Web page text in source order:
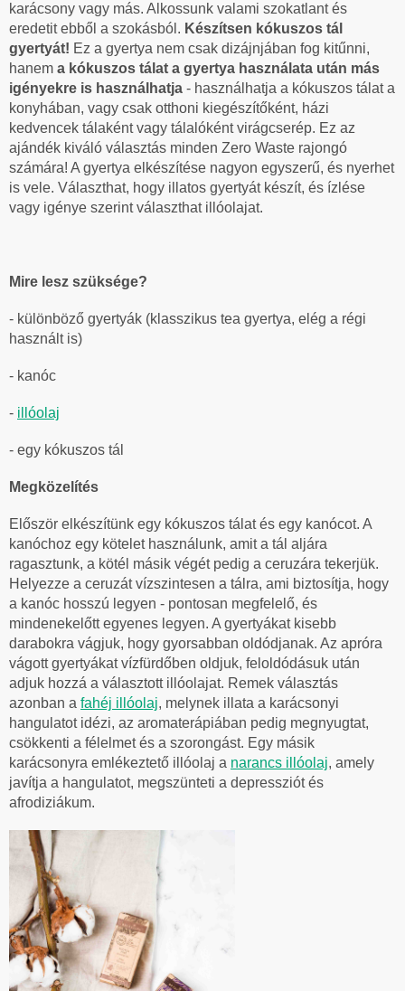
karácsony vagy más. Alkossunk valami szokatlant és
eredetit ebből a szokásból. Készítsen kókuszos tál
gyertyát! Ez a gyertya nem csak dizájnjában fog kitűnni,
hanem a kókuszos tálat a gyertya használata után más
igényekre is használhatja - használhatja a kókuszos tálat a
konyhában, vagy csak otthoni kiegészítőként, házi
kedvencek tálaként vagy tálalóként virágcserép. Ez az
ajándék kiváló választás minden Zero Waste rajongó
számára! A gyertya elkészítése nagyon egyszerű, és nyerhet
is vele. Választhat, hogy illatos gyertyát készít, és ízlése
vagy igénye szerint választhat illóolajat.
Mire lesz szüksége?
- különböző gyertyák (klasszikus tea gyertya, elég a régi
használt is)
- kanóc
- illóolaj
- egy kókuszos tál
Megközelítés
Először elkészítünk egy kókuszos tálat és egy kanócot. A
kanóchoz egy kötelet használunk, amit a tál aljára
ragasztunk, a kötél másik végét pedig a ceruzára tekerjük.
Helyezze a ceruzát vízszintesen a tálra, ami biztosítja, hogy
a kanóc hosszú legyen - pontosan megfelelő, és
mindenekelőtt egyenes legyen. A gyertyákat kisebb
darabokra vágjuk, hogy gyorsabban oldódjanak. Az apróra
vágott gyertyákat vízfürdőben oldjuk, feloldódásuk után
adjuk hozzá a választott illóolajat. Remek választás
azonban a fahéj illóolaj, melynek illata a karácsonyi
hangulatot idézi, az aromaterápiában pedig megnyugtat,
csökkenti a félelmet és a szorongást. Egy másik
karácsonyra emlékeztető illóolaj a narancs illóolaj, amely
javítja a hangulatot, megszünteti a depressziót és
afrodiziákum.